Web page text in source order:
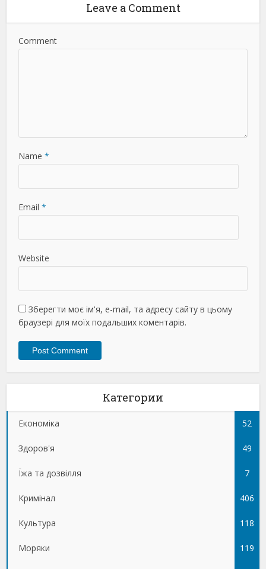
Leave a Comment
Comment
Name *
Email *
Website
Зберегти моє ім'я, e-mail, та адресу сайту в цьому
браузері для моїх подальших коментарів.
Категории
Економіка 52
Здоров'я 49
Їжа та дозвілля 7
Кримінал 406
Культура 118
Моряки 119